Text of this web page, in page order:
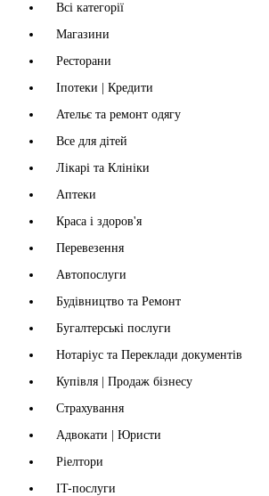
Всі категорії
Магазини
Ресторани
Іпотеки | Кредити
Ательє та ремонт одягу
Все для дітей
Лікарі та Клініки
Аптеки
Краса і здоров'я
Перевезення
Автопослуги
Будівництво та Ремонт
Бугалтерські послуги
Нотаріус та Переклади документів
Купівля | Продаж бізнесу
Страхування
Адвокати | Юристи
Ріелтори
IT-послуги